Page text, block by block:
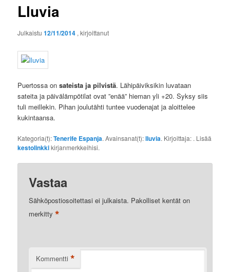
Lluvia
Julkaistu12/11/2014 , kirjoittanut
Puertossa onsateista ja pilvistä. Lähipäiviksikin luvataan
sateita ja päivälämpötilat ovat ”enää” hieman yli +20. Syksy siis
tuli meillekin. Pihan joulutähti tuntee vuodenajat ja aloittelee
kukintaansa.
Kategoria(t):Tenerife Espanja. Avainsanat(t):lluvia. Kirjoittaja: . Lisää
kestolinkkikirjanmerkkeihisi.
Vastaa
Sähköpostiosoitettasi ei julkaista. Pakolliset kentät on
merkitty*
Kommentti *